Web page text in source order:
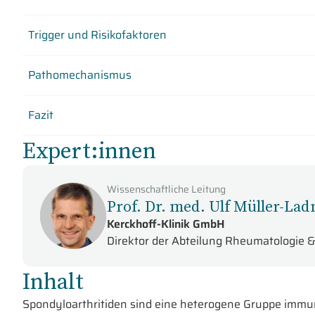
Trigger und Risikofaktoren
Pathomechanismus
Fazit
Expert:innen
Wissenschaftliche Leitung
Prof. Dr. med. Ulf Müller-
Kerckhoff-Klinik GmbH
Direktor der Abteilung Rheumatologie
Inhalt
Spondyloarthritiden sind eine heterogene Gruppe